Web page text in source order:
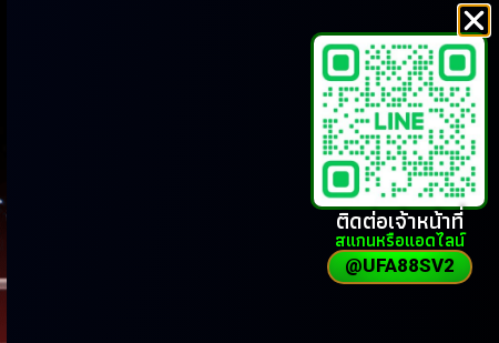
ติดต่อเจ้าหน้าที่
สแกนหรือแอดไลน์
@UFA88SV2